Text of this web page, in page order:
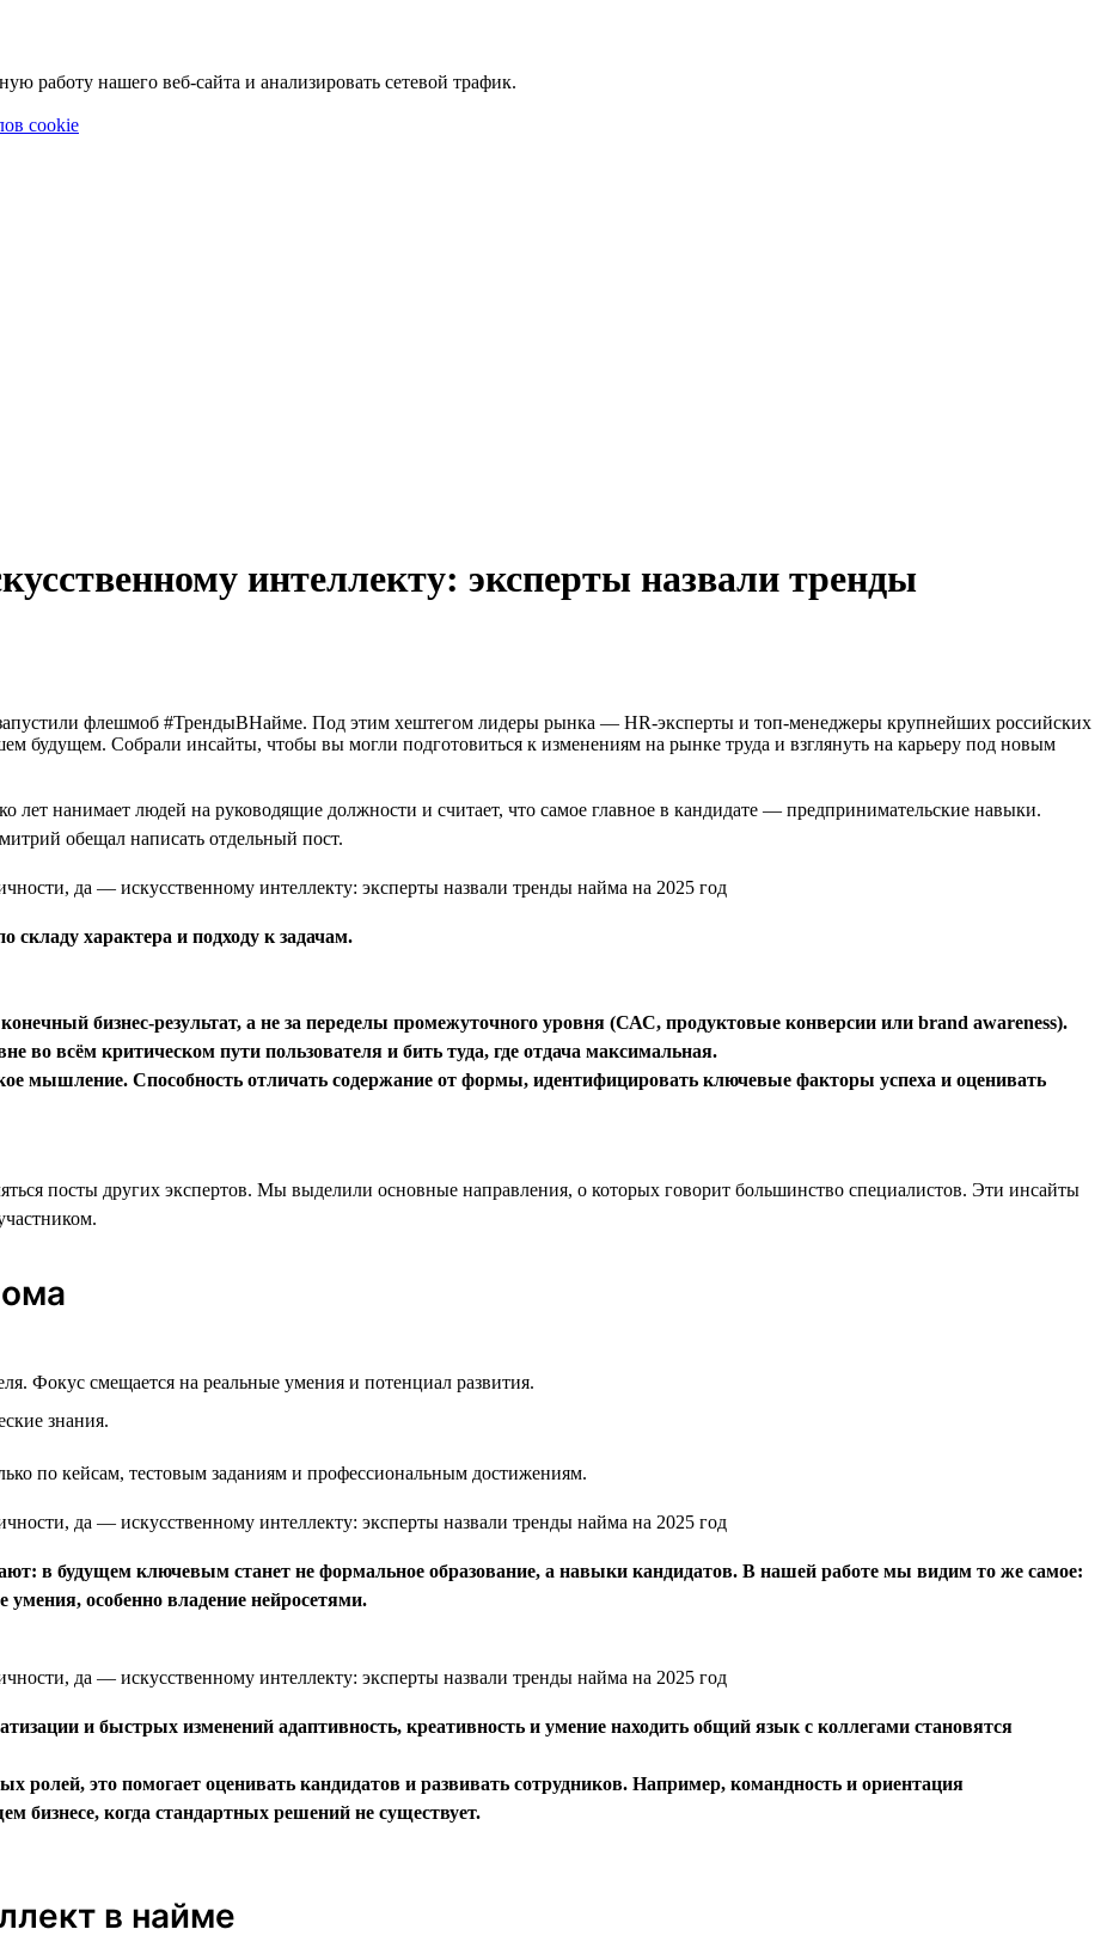
работу нашего веб-сайта и анализировать сетевой трафик.
cookie
интеллекту: эксперты назвали тренды
флешмоб #ТрендыВНайме. Под этим хештегом лидеры рынка — HR-эксперты и топ-менеджеры крупнейших российских
Собрали инсайты, чтобы вы могли подготовиться к изменениям на рынке труда и взглянуть на карьеру под новым
лет нанимает людей на руководящие должности и считает, что самое главное в кандидате — предпринимательские навыки.
обещал написать отдельный пост.
складу характера и подходу к задачам.
бизнес-результат, а не за переделы промежуточного уровня (САС, продуктовые конверсии или brand awareness).
во всём критическом пути пользователя и бить туда, где отдача максимальная.
мышление. Способность отличать содержание от формы, идентифицировать ключевые факторы успеха и оценивать
посты других экспертов. Мы выделили основные направления, о которых говорит большинство специалистов. Эти инсайты
Фокус смещается на реальные умения и потенциал развития.
знания.
по кейсам, тестовым заданиям и профессиональным достижениям.
в будущем ключевым станет не формальное образование, а навыки кандидатов. В нашей работе мы видим то же самое:
особенно владение нейросетями.
и быстрых изменений адаптивность, креативность и умение находить общий язык с коллегами становятся
это помогает оценивать кандидатов и развивать сотрудников. Например, командность и ориентация
бизнесе, когда стандартных решений не существует.
в найме